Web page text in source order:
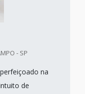
- SP
na
de